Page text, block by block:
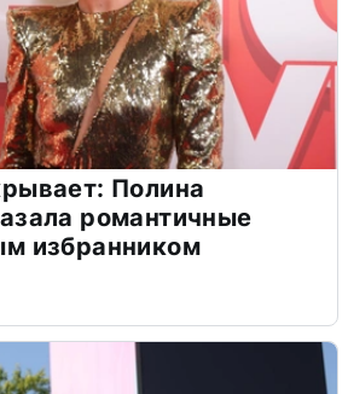
Полина
романтичные
избранником